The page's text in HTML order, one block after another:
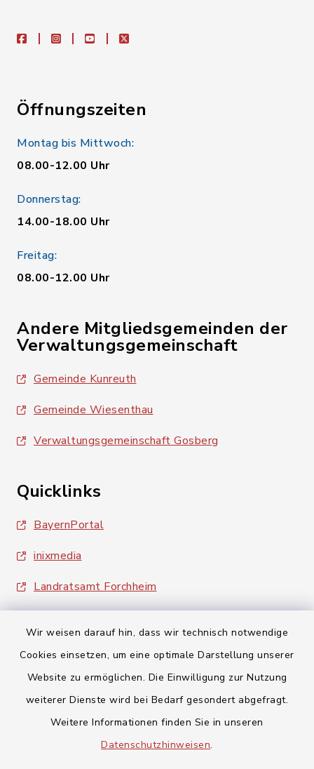
Wir weisen darauf hin, dass wir technisch notwendige
Cookies einsetzen, um eine optimale Darstellung unserer
Website zu ermöglichen. Die Einwilligung zur Nutzung
weiterer Dienste wird bei Bedarf gesondert abgefragt.
Weitere Informationen finden Sie in unseren
Datenschutzhinweisen.
facebookinstagramyoutubeX
Öffnungszeiten
Montag bis Mittwoch:
08.00-12.00 Uhr
Donnerstag:
14.00-18.00 Uhr
Freitag:
08.00-12.00 Uhr
Andere Mitgliedsgemeinden der
Verwaltungsgemeinschaft
Gemeinde Kunreuth
Gemeinde Wiesenthau
Verwaltungsgemeinschaft Gosberg
Quicklinks
BayernPortal
inixmedia
Landratsamt Forchheim
Barrierefreiheit